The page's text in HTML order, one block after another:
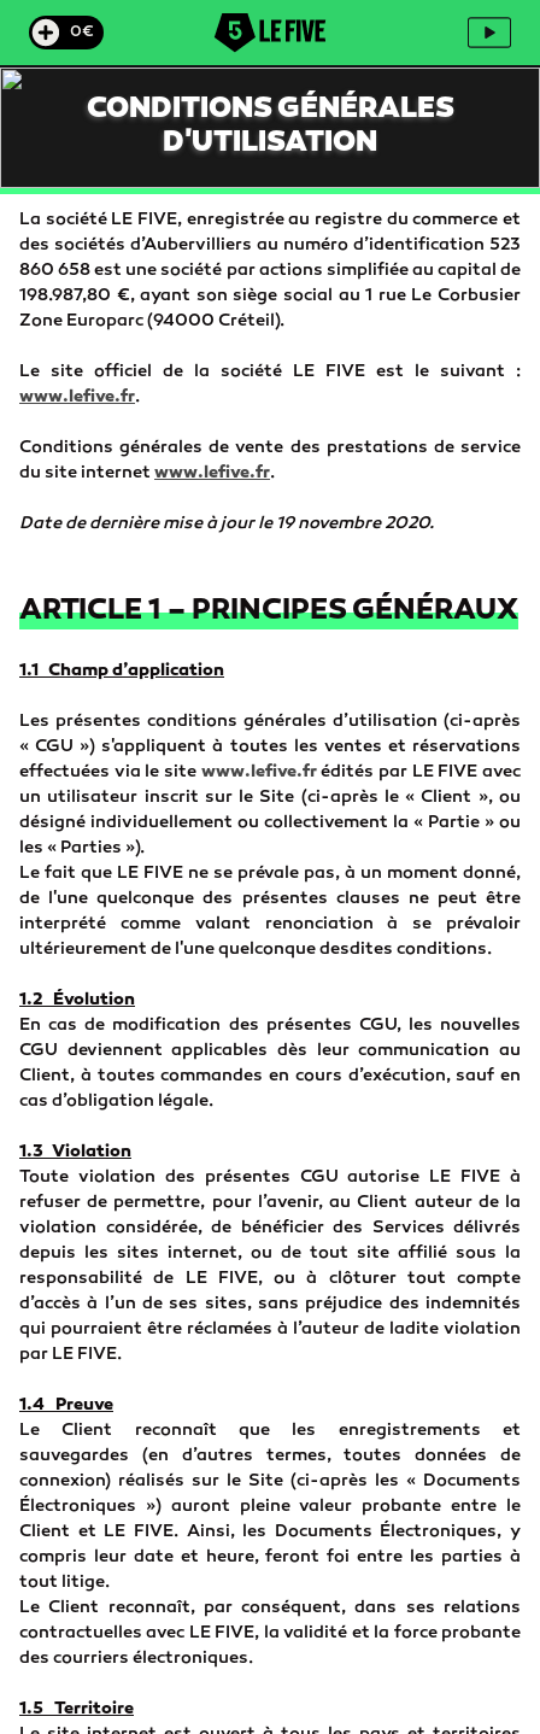
0€
CONDITIONS GÉNÉRALES
D'UTILISATION
La société LE FIVE, enregistrée au registre du commerce et
des sociétés d’Aubervilliers au numéro d’identification 523
860 658 est une société par actions simplifiée au capital de
198.987,80 €, ayant son siège social au 1 rue Le Corbusier
Zone Europarc (94000 Créteil).
Le site officiel de la société LE FIVE est le suivant :
www.lefive.fr.
Conditions générales de vente des prestations de service
du site internet www.lefive.fr.
Date de dernière mise à jour le 19 novembre 2020.
ARTICLE 1 – PRINCIPES GÉNÉRAUX
1.1 Champ d’application
Les présentes conditions générales d’utilisation (ci-après
« CGU ») s'appliquent à toutes les ventes et réservations
effectuées via le site www.lefive.frédités par LE FIVE avec
un utilisateur inscrit sur le Site (ci-après le « Client », ou
désigné individuellement ou collectivement la « Partie » ou
les « Parties »).
Le fait que LE FIVE ne se prévale pas, à un moment donné,
de l'une quelconque des présentes clauses ne peut être
interprété comme valant renonciation à se prévaloir
ultérieurement de l'une quelconque desdites conditions.
1.2 Évolution
En cas de modification des présentes CGU, les nouvelles
CGU deviennent applicables dès leur communication au
Client, à toutes commandes en cours d’exécution, sauf en
cas d’obligation légale.
1.3 Violation
Toute violation des présentes CGU autorise LE FIVE à
refuser de permettre, pour l’avenir, au Client auteur de la
violation considérée, de bénéficier des Services délivrés
depuis les sites internet, ou de tout site affilié sous la
responsabilité de LE FIVE, ou à clôturer tout compte
d’accès à l’un de ses sites, sans préjudice des indemnités
qui pourraient être réclamées à l’auteur de ladite violation
par LE FIVE.
1.4 Preuve
Le Client reconnaît que les enregistrements et
sauvegardes (en d’autres termes, toutes données de
connexion) réalisés sur le Site (ci-après les « Documents
Électroniques ») auront pleine valeur probante entre le
Client et LE FIVE. Ainsi, les Documents Électroniques, y
compris leur date et heure, feront foi entre les parties à
tout litige.
Le Client reconnaît, par conséquent, dans ses relations
contractuelles avec LE FIVE, la validité et la force probante
des courriers électroniques.
1.5 Territoire